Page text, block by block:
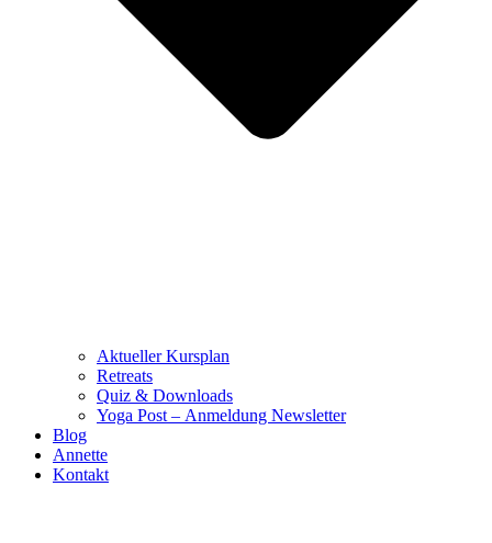
Aktueller Kursplan
Retreats
Quiz & Downloads
Yoga Post – Anmeldung Newsletter
Blog
Annette
Kontakt